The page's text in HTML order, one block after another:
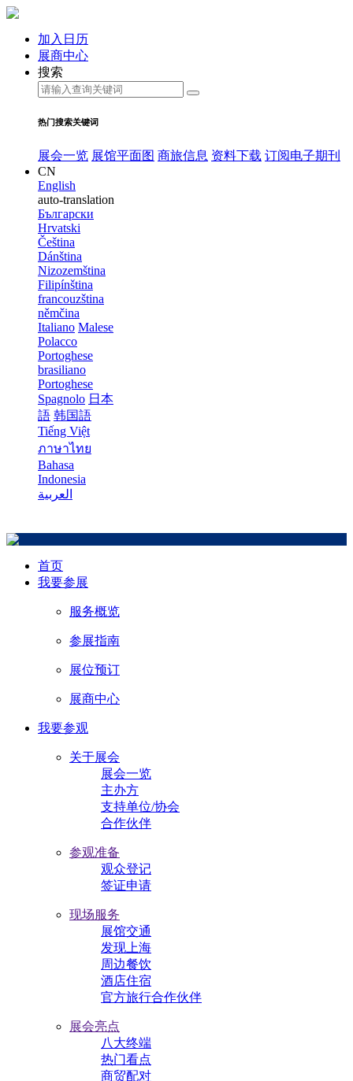
加入日历
展商中心
搜索
热门搜索关键词
展会一览 展馆平面图 商旅信息 资料下载 订阅电子期刊
CN
English
auto-translation
Български
Hrvatski
Čeština
Dánština
Nizozemština
Filipínština
francouzština
němčina
Italiano Malese
Polacco
Portoghese
brasiliano
Portoghese
Spagnolo 日本
語 韩国語
Tiếng Việt
ภาษาไทย
Bahasa
Indonesia
العربية
首页
我要参展
服务概览
参展指南
展位预订
展商中心
我要参观
关于展会
展会一览
主办方
支持单位/协会
合作伙伴
参观准备
观众登记
签证申请
现场服务
展馆交通
发现上海
周边餐饮
酒店住宿
官方旅行合作伙伴
展会亮点
八大终端
热门看点
商贸配对